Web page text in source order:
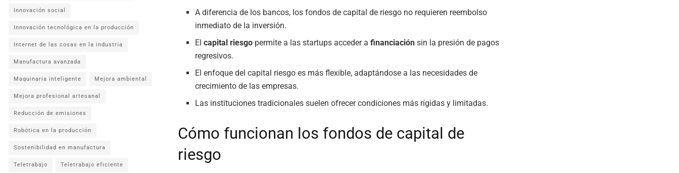
A diferencia de los bancos, los fondos de capital de riesgo no requieren reembolso
inmediato de la inversión.
Elcapital riesgo permite a las startups acceder afinanciación sin la presión de pagos
regresivos.
El enfoque del capital riesgo es más flexible, adaptándose a las necesidades de
crecimiento de las empresas.
Las instituciones tradicionales suelen ofrecer condiciones más rígidas y limitadas.
Cómo funcionan los fondos de capital de
riesgo
Innovación social
Innovación tecnológica en la producción
Internet de las cosas en la industria
Manufactura avanzada
Maquinaria inteligente Mejora ambiental
Mejora profesional artesanal
Reducción de emisiones
Robótica en la producción
Sostenibilidad en manufactura
Teletrabajo Teletrabajo eficiente